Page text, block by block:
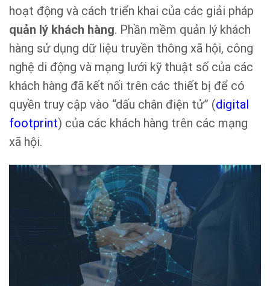
hoạt động và cách triển khai của các giải pháp
quản lý khách hàng. Phần mềm quản lý khách
hàng sử dụng dữ liệu truyền thông xã hội, công
nghệ di động và mạng lưới kỹ thuật số của các
khách hàng đã kết nối trên các thiết bị để có
quyền truy cập vào “dấu chân điện tử” (digital
footprint) của các khách hàng trên các mạng
xã hội.